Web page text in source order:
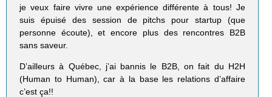
je veux faire vivre une expérience différente à tous! Je
suis épuisé des session de pitchs pour startup (que
personne écoute), et encore plus des rencontres B2B
sans saveur.
D’ailleurs à Québec, j’ai bannis le B2B, on fait du H2H
(Human to Human), car à la base les relations d’affaire
c’est ça!!